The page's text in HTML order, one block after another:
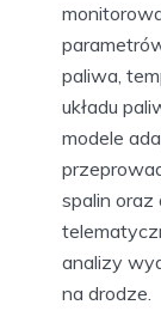
paliwa,
układu
modele
spalin
analizy
na drodze.